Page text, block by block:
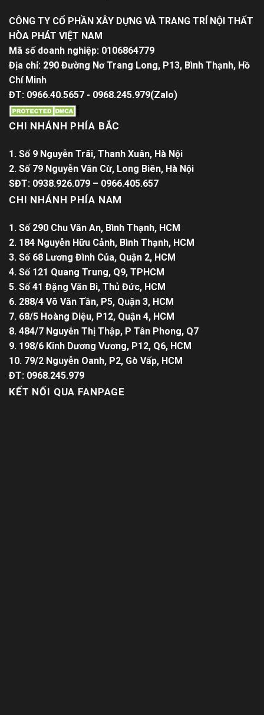
CÔNG TY CỔ PHẦN XÂY DỰNG VÀ TRANG TRÍ NỘI THẤT
HÒA PHÁT VIỆT NAM
Mã số doanh nghiệp: 0106864779
Địa chỉ: 290 Đường Nơ Trang Long, P13, Bình Thạnh, Hồ
Chí Minh
ĐT: 0966.40.5657 - 0968.245.979(Zalo)
CHI NHÁNH PHÍA BẮC
1. Số 9 Nguyễn Trãi, Thanh Xuân, Hà Nội
2. Số 79 Nguyễn Văn Cừ, Long Biên, Hà Nội
SĐT: 0938.926.079 – 0966.405.657
CHI NHÁNH PHÍA NAM
1. Số 290 Chu Văn An, Bình Thạnh, HCM
2. 184 Nguyễn Hữu Cảnh, Bình Thạnh, HCM
3. Số 68 Lương Đình Của, Quận 2, HCM
4. Số 121 Quang Trung, Q9, TPHCM
5. Số 41 Đặng Văn Bi, Thủ Đức, HCM
6. 288/4 Võ Văn Tần, P5, Quận 3, HCM
7. 68/5 Hoàng Diệu, P12, Quận 4, HCM
8. 484/7 Nguyễn Thị Thập, P Tân Phong, Q7
9. 198/6 Kinh Dương Vương, P12, Q6, HCM
10. 79/2 Nguyễn Oanh, P2, Gò Vấp, HCM
ĐT: 0968.245.979
KẾT NỐI QUA FANPAGE